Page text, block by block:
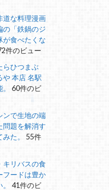
道な料理漫画
の「鉄鍋のジ
が食べたくな
件のビュー
らひつまぶ
や 本店 名駅
60件のビ
ンで生地の端
問題を解消す
た。
55件
キリバスの食
ードは豊か
41件のビ